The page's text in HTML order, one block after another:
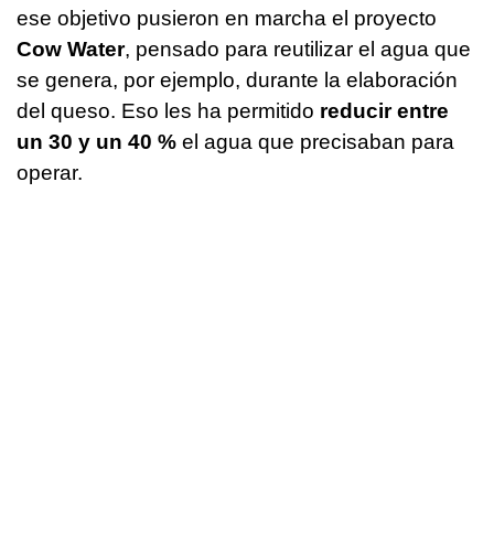
ese objetivo pusieron en marcha el proyecto
Cow Water, pensado para reutilizar el agua que
se genera, por ejemplo, durante la elaboración
del queso. Eso les ha permitido reducir entre
un 30 y un 40 % el agua que precisaban para
operar.